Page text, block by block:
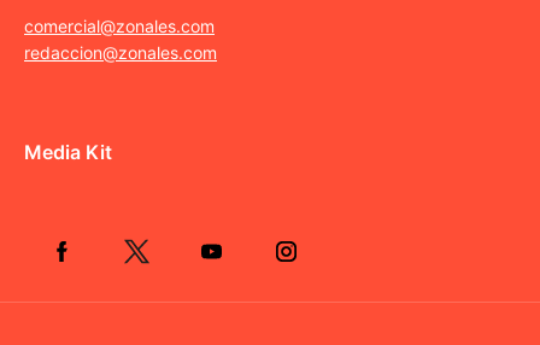
comercial@zonales.com
redaccion@zonales.com
Media Kit